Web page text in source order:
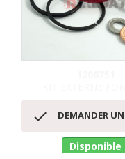
 DEMANDER
Disponible